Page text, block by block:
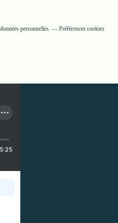
personnelles Préférences cookies